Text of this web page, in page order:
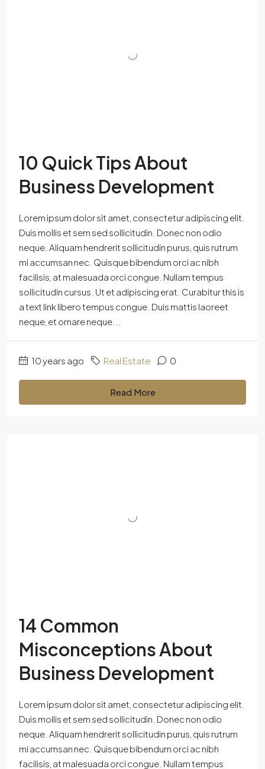
10 Quick Tips About
Business Development
Lorem ipsum dolor sit amet, consectetur adipiscing elit.
Duis mollis et sem sed sollicitudin. Donec non odio
neque. Aliquam hendrerit sollicitudin purus, quis rutrum
mi accumsan nec. Quisque bibendum orci ac nibh
facilisis, at malesuada orci congue. Nullam tempus
sollicitudin cursus. Ut et adipiscing erat. Curabitur this is
a text link libero tempus congue. Duis mattis laoreet
neque, et ornare neque...
10 years ago Real Estate 0
Read More
14 Common
Misconceptions About
Business Development
Lorem ipsum dolor sit amet, consectetur adipiscing elit.
Duis mollis et sem sed sollicitudin. Donec non odio
neque. Aliquam hendrerit sollicitudin purus, quis rutrum
mi accumsan nec. Quisque bibendum orci ac nibh
facilisis, at malesuada orci congue. Nullam tempus